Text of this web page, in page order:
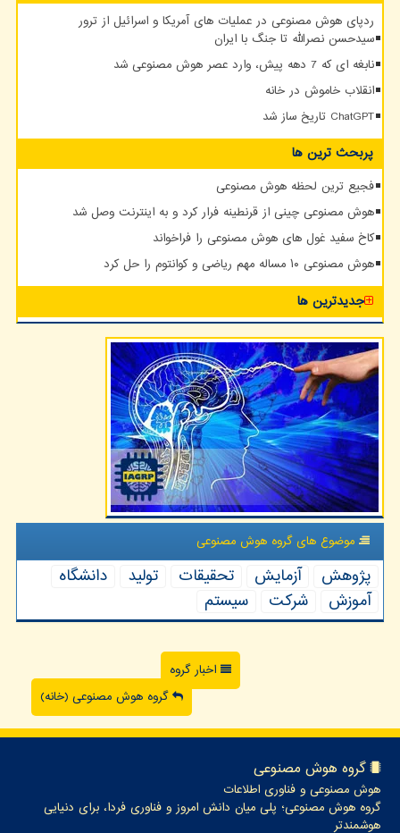
ردپای هوش مصنوعی در عملیات های آمریکا و اسرائیل از ترور
سیدحسن نصرالله تا جنگ با ایران
نابغه ای که 7 دهه پیش، وارد عصر هوش مصنوعی شد
انقلاب خاموش در خانه
ChatGPT تاریخ ساز شد
پربحث ترین ها
فجیع ترین لحظه هوش مصنوعی
هوش مصنوعی چینی از قرنطینه فرار کرد و به اینترنت وصل شد
کاخ سفید غول های هوش مصنوعی را فراخواند
هوش مصنوعی ۱۰ مساله مهم ریاضی و کوانتوم را حل کرد
جدیدترین ها
موضوع های گروه هوش مصنوعی
پژوهش آزمایش تحقیقات تولید
دانشگاه
آموزش
شركت سیستم
اخبار گروه
گروه هوش مصنوعی (خانه)
گروه هوش مصنوعی
هوش مصنوعی و فناوری اطلاعات
گروه هوش مصنوعی؛ پلی میان دانش امروز و فناوری فردا، برای دنیایی
هوشمندتر